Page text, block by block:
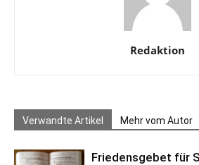
Redaktion
Verwandte Artikel Mehr vom Autor
Friedensgebet für